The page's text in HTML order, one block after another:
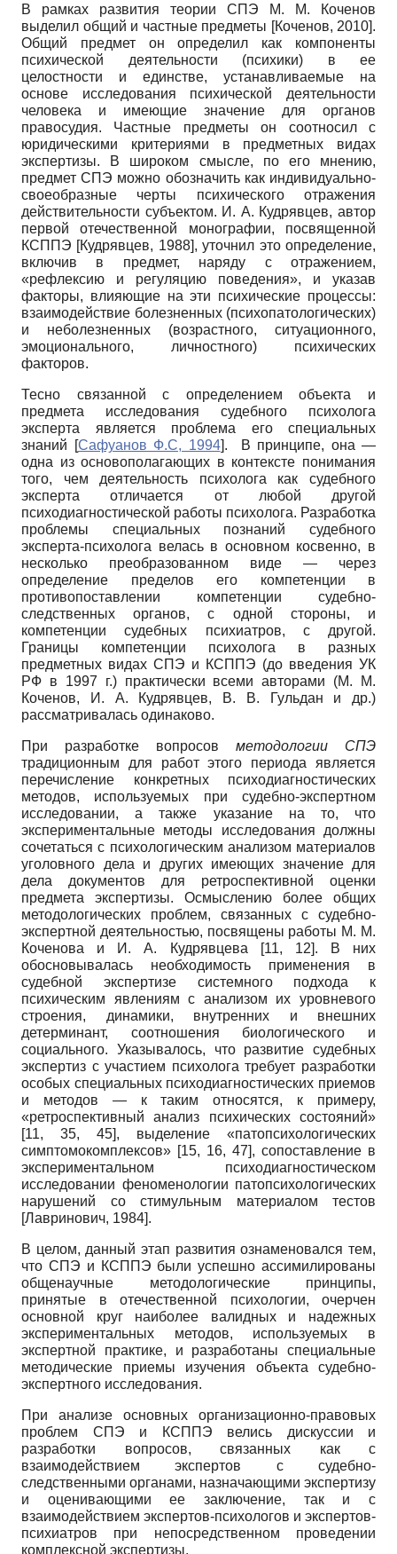
В рамках развития теории СПЭ М. М. Коченов
выделил общий и частные предметы [Коченов, 2010].
Общий предмет он определил как компоненты
психической деятельности (психики) в ее
целостности и единстве, устанавливаемые на
основе исследования психической деятельности
человека и имеющие значение для органов
правосудия. Частные предметы он соотносил с
юридическими критериями в предметных видах
экспертизы. В широком смысле, по его мнению,
предмет СПЭ можно обозначить как индивидуально-
своеобразные черты психического отражения
действительности субъектом. И. А. Кудрявцев, автор
первой отечественной монографии, посвященной
КСППЭ [Кудрявцев, 1988], уточнил это определение,
включив в предмет, наряду с отражением,
«рефлексию и регуляцию поведения», и указав
факторы, влияющие на эти психические процессы:
взаимодействие болезненных (психопатологических)
и неболезненных (возрастного, ситуационного,
эмоционального, личностного) психических
факторов.
Тесно связанной с определением объекта и
предмета исследования судебного психолога
эксперта является проблема его специальных
знаний
[Сафуанов Ф.С, 1994]. В принципе, она —
одна из основополагающих в контексте понимания
того, чем деятельность психолога как судебного
эксперта отличается от любой другой
психодиагностической работы психолога. Разработка
проблемы специальных познаний судебного
эксперта-психолога велась в основном косвенно, в
несколько преобразованном виде — через
определение пределов его компетенции в
противопоставлении компетенции судебно-
следственных органов, с одной стороны, и
компетенции судебных психиатров, с другой.
Границы компетенции психолога в разных
предметных видах СПЭ и КСППЭ (до введения УК
РФ в 1997 г.) практически всеми авторами (М. М.
Коченов, И. А. Кудрявцев, В. В. Гульдан и др.)
рассматривалась одинаково.
При разработке вопросов методологии СПЭ
традиционным для работ этого периода является
перечисление конкретных психодиагностических
методов, используемых при судебно-экспертном
исследовании, а также указание на то, что
экспериментальные методы исследования должны
сочетаться с психологическим анализом материалов
уголовного дела и других имеющих значение для
дела документов для ретроспективной оценки
предмета экспертизы. Осмыслению более общих
методологических проблем, связанных с судебно-
экспертной деятельностью, посвящены работы М. М.
Коченова и И. А. Кудрявцева [11, 12]. В них
обосновывалась необходимость применения в
судебной экспертизе системного подхода к
психическим явлениям с анализом их уровневого
строения, динамики, внутренних и внешних
детерминант, соотношения биологического и
социального. Указывалось, что развитие судебных
экспертиз с участием психолога требует разработки
особых специальных психодиагностических приемов
и методов — к таким относятся, к примеру,
«ретроспективный анализ психических состояний»
[11, 35, 45], выделение «патопсихологических
симптомокомплексов» [15, 16, 47], сопоставление в
экспериментальном психодиагностическом
исследовании феноменологии патопсихологических
нарушений со стимульным материалом тестов
[Лавринович, 1984].
В целом, данный этап развития ознаменовался тем,
что СПЭ и КСППЭ были успешно ассимилированы
общенаучные методологические принципы,
принятые в отечественной психологии, очерчен
основной круг наиболее валидных и надежных
экспериментальных методов, используемых в
экспертной практике, и разработаны специальные
методические приемы изучения объекта судебно-
экспертного исследования.
При анализе основных организационно-правовых
проблем СПЭ и КСППЭ велись дискуссии и
разработки вопросов, связанных как с
взаимодействием экспертов с судебно-
следственными органами, назначающими экспертизу
и оценивающими ее заключение, так и с
взаимодействием экспертов-психологов и экспертов-
психиатров при непосредственном проведении
комплексной экспертизы.